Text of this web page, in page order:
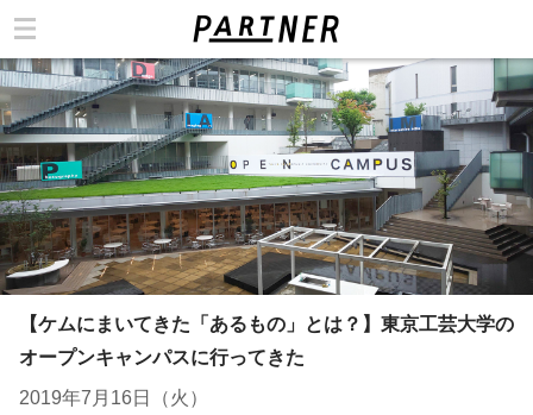
【ケムにまいてきた「あるもの」とは？】東京工芸大学の
オープンキャンパスに行ってきた
2019年7月16日（火）
カテゴリ